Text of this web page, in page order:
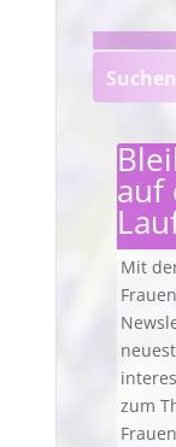
auf
Mit
zum